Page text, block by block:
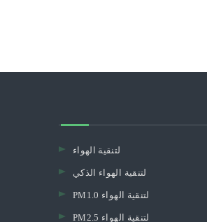
لتنقية الهواء
لتنقية الهواء الذكي
PM1.0 لتنقية الهواء
PM2.5 لتنقية الهواء